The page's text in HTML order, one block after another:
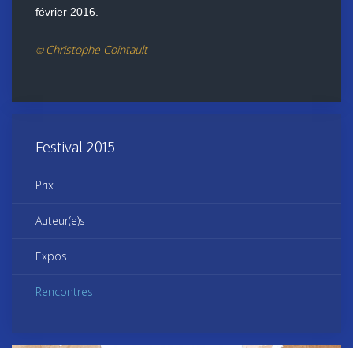
février 2016.
© Christophe Cointault
Festival 2015
Prix
Auteur(e)s
Expos
Rencontres